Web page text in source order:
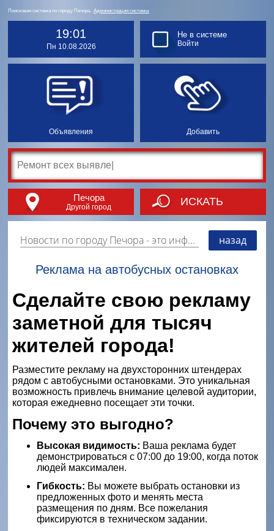
Поисковая система по городу Печора. Администрация системы
19:01
Пн 10.08.2026
Объявления Добавить
Не в системе
Войти
Печора
Другой город ИСКАТЬ
Новости по городу Печора- это информация о событиях, мероприятиях и торгово-коммерческой деятельности города. Страницу наполняют платные и бесплатные объявления, имеющие функцию "поднятия вверх списка". назад
Реклама на автобусных остановках
Сделайте свою рекламу
заметной для тысяч
жителей города!
Разместите рекламу на двухсторонних штендерах
рядом с автобусными остановками. Это уникальная
возможность привлечь внимание целевой аудитории,
которая ежедневно посещает эти точки.
Почему это выгодно?
Высокая видимость: Ваша реклама будет
демонстрироваться с 07:00 до 19:00, когда поток
людей максимален.
Гибкость: Вы можете выбрать остановки из
предложенных фото и менять места
размещения по дням. Все пожелания
фиксируются в техническом задании.